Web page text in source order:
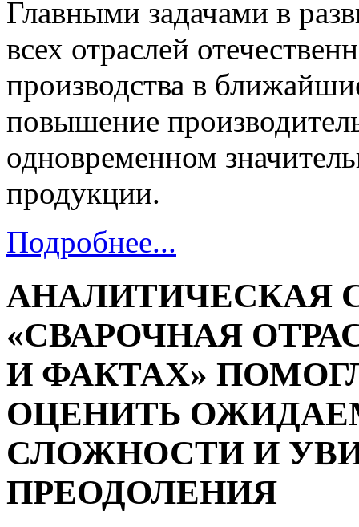
Главными задачами в
всех отраслей
производства в
повышение
одновременном
продукции.
Подробнее...
АНАЛИТИЧЕСКАЯ
«СВАРОЧНАЯ
И ФАКТАХ»
ОЦЕНИТЬ
СЛОЖНОСТИ И
ПРЕОДОЛЕНИЯ